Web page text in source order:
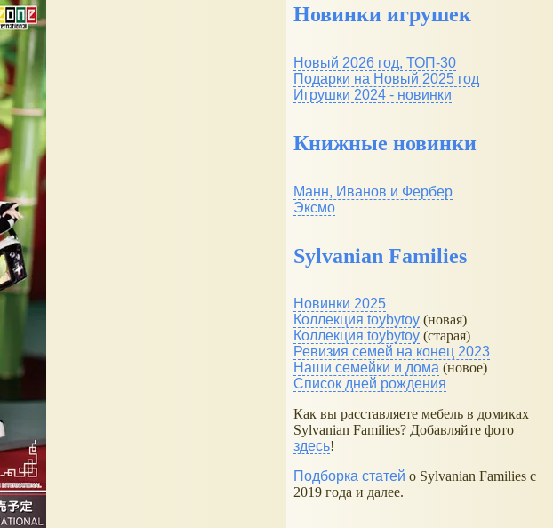
Новинки игрушек
Новый 2026 год, ТОП-30
Подарки на Новый 2025 год
Игрушки 2024 - новинки
Книжные новинки
Манн, Иванов и Фербер
Эксмо
Sylvanian Families
Новинки 2025
Коллекция toybytoy (новая)
Коллекция toybytoy (старая)
Ревизия семей на конец 2023
Наши семейки и дома (новое)
Список дней рождения
Как вы расставляете мебель в домиках
Sylvanian Families? Добавляйте фото
здесь!
Подборка статей о Sylvanian Families с
2019 года и далее.